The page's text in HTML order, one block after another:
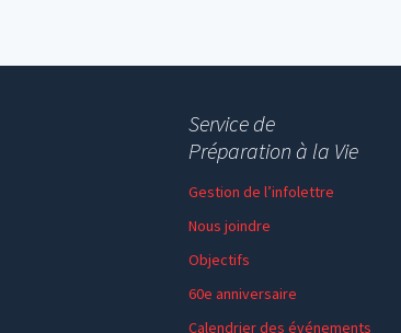
Service de
Préparation à la Vie
Gestion de l’infolettre
Nous joindre
Objectifs
60e anniversaire
Calendrier des événements